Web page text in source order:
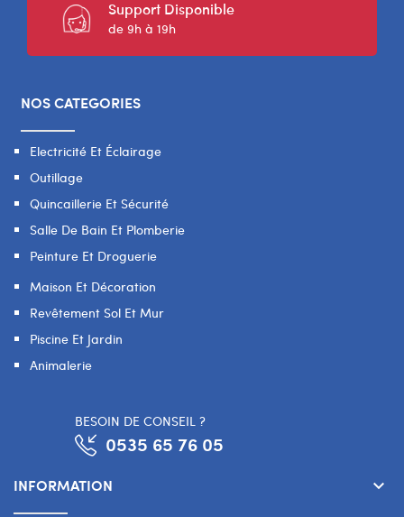
Support Disponible
de 9h à 19h
NOS CATEGORIES
Electricité Et Éclairage
Outillage
Quincaillerie Et Sécurité
Salle De Bain Et Plomberie
Peinture Et Droguerie
Maison Et Décoration
Revêtement Sol Et Mur
Piscine Et Jardin
Animalerie
BESOIN DE CONSEIL ?
0535 65 76 05
INFORMATION keyboard_arrow_down